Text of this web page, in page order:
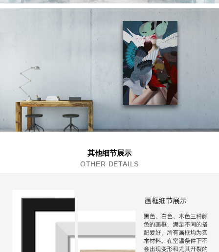
其他细节展示
OTHER DETAILS